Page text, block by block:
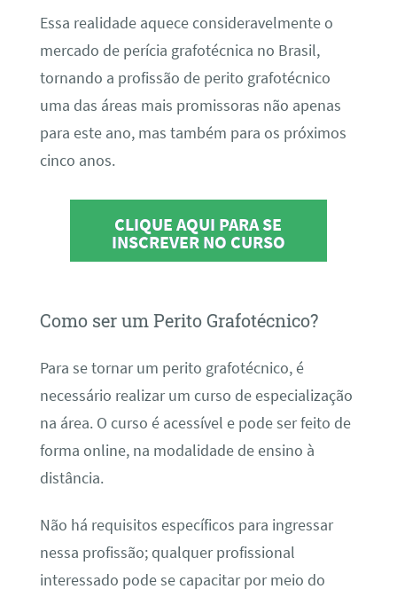
Essa realidade aquece consideravelmente o
mercado de perícia grafotécnica no Brasil,
tornando a profissão de perito grafotécnico
uma das áreas mais promissoras não apenas
para este ano, mas também para os próximos
cinco anos.
CLIQUE AQUI PARA SE
INSCREVER NO CURSO
Como ser um Perito Grafotécnico?
Para se tornar um perito grafotécnico, é
necessário realizar um curso de especialização
na área. O curso é acessível e pode ser feito de
forma online, na modalidade de ensino à
distância.
Não há requisitos específicos para ingressar
nessa profissão; qualquer profissional
interessado pode se capacitar por meio do